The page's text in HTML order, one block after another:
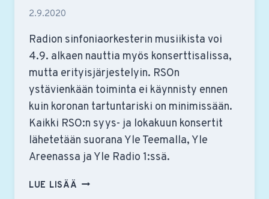
2.9.2020
Radion sinfoniaorkesterin musiikista voi
4.9. alkaen nauttia myös konserttisalissa,
mutta erityisjärjestelyin. RSOn
ystävienkään toiminta ei käynnisty ennen
kuin koronan tartuntariski on minimissään.
Kaikki RSO:n syys- ja lokakuun konsertit
lähetetään suorana Yle Teemalla, Yle
Areenassa ja Yle Radio 1:ssä.
LUE LISÄÄ RSO:N